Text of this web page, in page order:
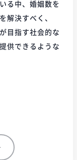
る中、婚姻数を
解決すべく、
目指す社会的な
供できるような